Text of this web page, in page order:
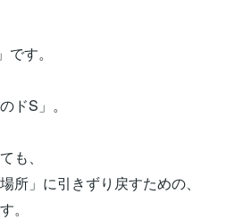
す。
ドS」。
も、
所」に引きずり戻すための、
。